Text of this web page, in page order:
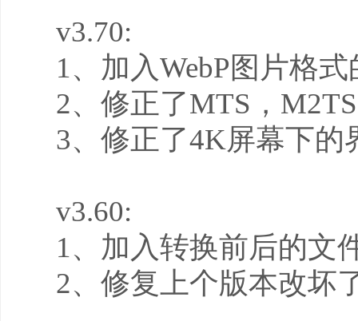
v3.70:
1、加入WebP图片格
2、修正了MTS，
3、修正了4K屏幕下的
v3.60:
1、加入转换前后的文
2、修复上个版本改坏